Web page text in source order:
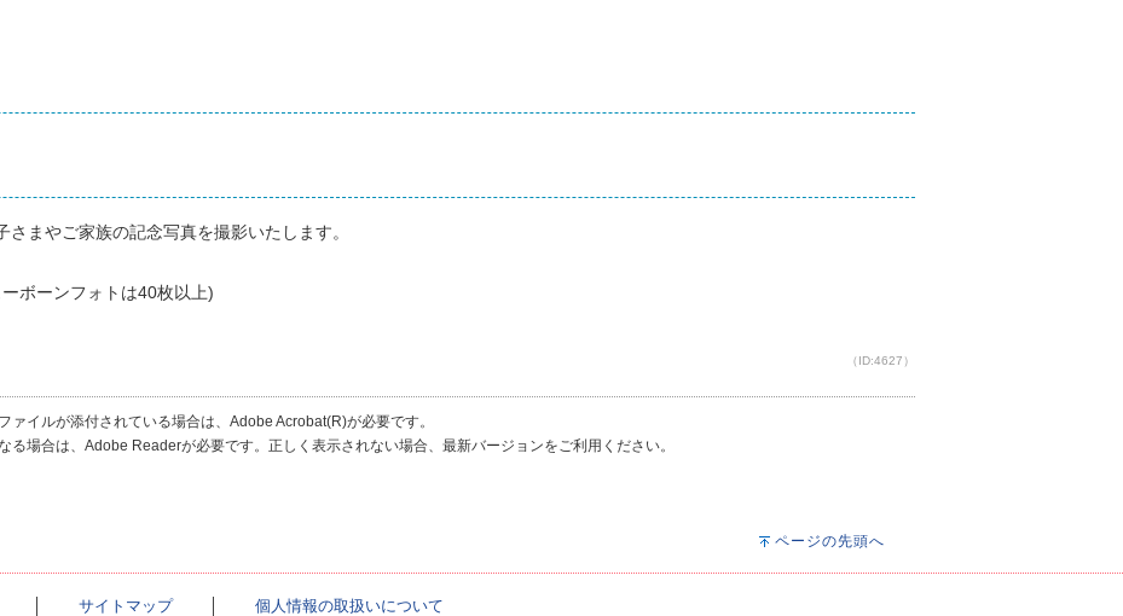
まやご家族の記念写真を撮影いたします。
ボーンフォトは40枚以上)
（ID:4627）
ァイルが添付されている場合は、Adobe Acrobat(R)が必要です。
る場合は、Adobe Readerが必要です。正しく表示されない場合、最新バージョンをご利用ください。
ページの先頭へ
サイトマップ 個人情報の取扱いについて